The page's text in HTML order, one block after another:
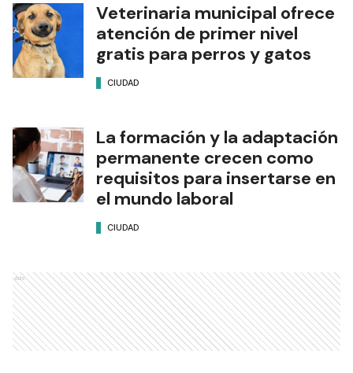
Veterinaria municipal ofrece
atención de primer nivel
gratis para perros y gatos
CIUDAD
La formación y la adaptación
permanente crecen como
requisitos para insertarse en
el mundo laboral
CIUDAD
Ads